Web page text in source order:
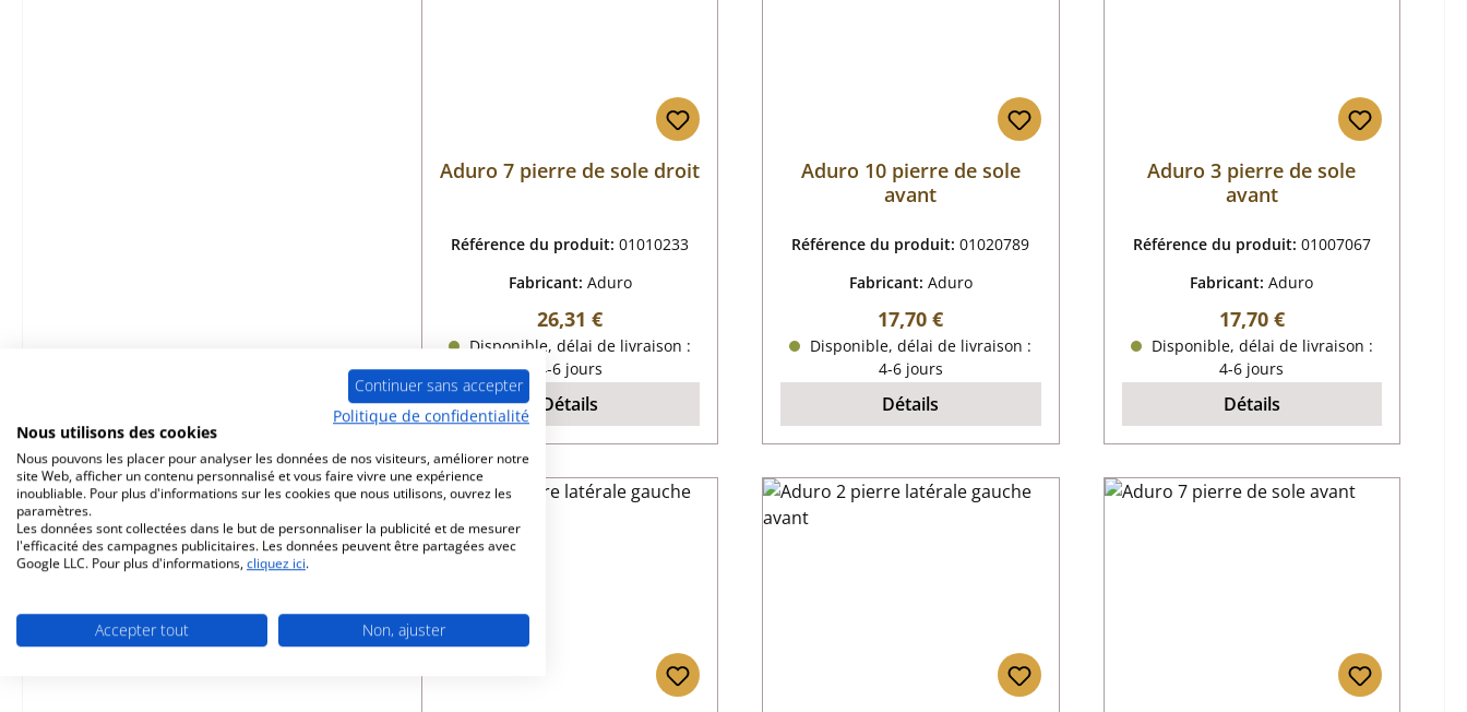
Aduro 7 pierre de sole droit
Référence du produit:01010233
Fabricant: Aduro
Prix régulier :
26,31 €
Disponible, délai de livraison :
4-6 jours
Détails
Aduro 10 pierre de sole
avant
Référence du produit:01020789
Fabricant: Aduro
Prix régulier :
17,70 €
Disponible, délai de livraison :
4-6 jours
Détails
Aduro 3 pierre de sole
avant
Référence du produit: 01007067
Fabricant:Aduro
Prix régulier :
17,70 €
Disponible, délai de livraison :
4-6 jours
Détails
Continuer sans accepter
Politique de confidentialité
Nous utilisons des cookies
Nous pouvons les placer pour analyser les données de nos visiteurs, améliorer notre
site Web, afficher un contenu personnalisé et vous faire vivre une expérience
inoubliable. Pour plus d'informations sur les cookies que nous utilisons, ouvrez les
paramètres.
Les données sont collectées dans le but de personnaliser la publicité et de mesurer
l'efficacité des campagnes publicitaires. Les données peuvent être partagées avec
Google LLC. Pour plus d'informations, cliquez ici.
Accepter tout Non, ajuster